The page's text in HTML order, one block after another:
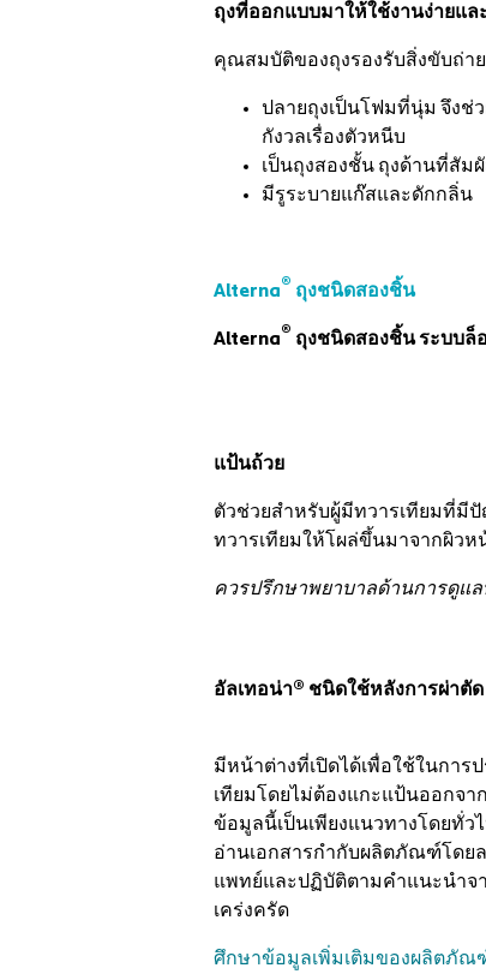
ถุงที่ออกแบบมาให้ใช้งานง่ายแล
คุณสมบัติของถุงรองรับสิ่งขับถ่า
ปลายถุงเป็นโฟมที่นุ่ม จึงช่
กังวลเรื่องตัวหนีบ
เป็นถุงสองชั้น ถุงด้านที่สัม
มีรูระบายแก๊สและดักกลิ่น
Alterna® ถุงชนิดสองชิ้น
Alterna® ถุงชนิดสองชิ้น ระบบ
แป้นถ้วย
ตัวช่วยสำหรับผู้มีทวารเทียมที่มี
ทวารเทียมให้โผล่ขึ้นมาจากผิวห
ควรปรึกษาพยาบาลด้านการดูแ
อัลเทอน่า® ชนิดใช้หลังการผ่าตัด
มีหน้าต่างที่เปิดได้เพื่อใช้ในการ
เทียมโดยไม่ต้องแกะแป้นออกจา
ข้อมูลนี้เป็นเพียงแนวทางโดยทั่
อ่านเอกสารกำกับผลิตภัณฑ์โดย
แพทย์และปฏิบัติตามคำแนะนำจ
เคร่งครัด
ศึกษาข้อมูลเพิ่มเติมของผลิตภัณ